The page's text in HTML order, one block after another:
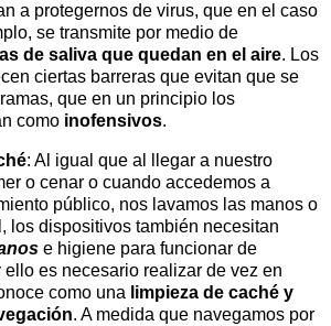
a protegernos de virus, que en el caso
se transmite por medio de
de saliva que quedan en el aire. Los
ciertas barreras que evitan que se
que en un principio los
como inofensivos.
: Al igual que al llegar a nuestro
o cenar o cuando accedemos a
público, nos lavamos las manos o
los dispositivos también necesitan
e higiene para funcionar de
ello es necesario realizar de vez en
como una limpieza de caché y
. A medida que navegamos por